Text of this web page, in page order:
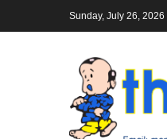
Sunday, July 26, 2026